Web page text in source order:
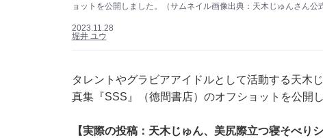
ョットを公開しました。（サムネイル画像出典：天木じゅんさん公
2023.11.28
堀井 ユウ
タレントやグラビアアイドルとして活動する天木
真集『SSS』（徳間書店）のオフショットを公開
【実際の投稿：天木じゅん、美尻際立つ寝そべりシ